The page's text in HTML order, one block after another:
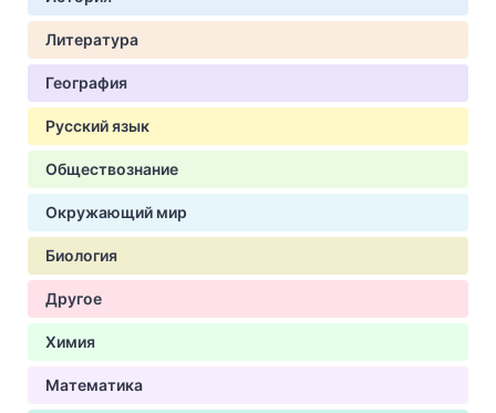
Литература
География
Русский язык
Обществознание
Окружающий мир
Биология
Другое
Химия
Математика